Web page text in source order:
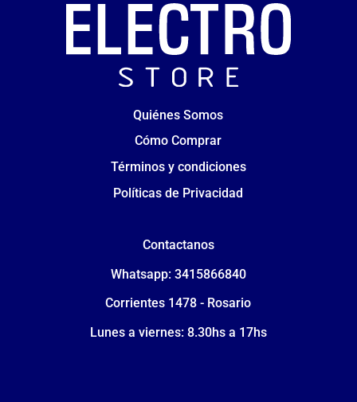
Quiénes Somos
Cómo Comprar
Términos y condiciones
Políticas de Privacidad
Contactanos
Whatsapp: 3415866840
Corrientes 1478 - Rosario
Lunes a viernes: 8.30hs a 17hs